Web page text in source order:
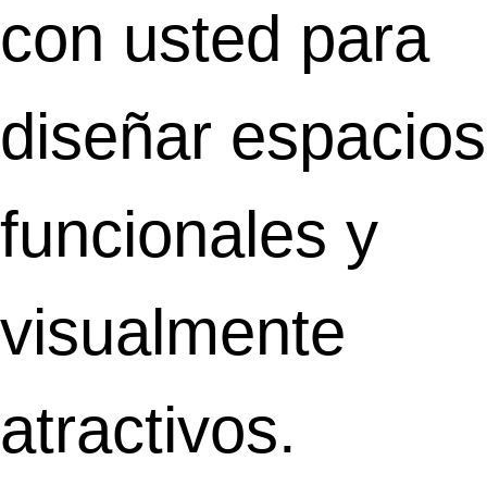
con usted para
diseñar espacios
funcionales y
visualmente
atractivos.